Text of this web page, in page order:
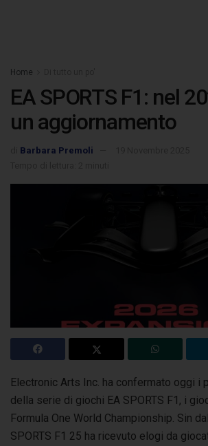
Home
EA SPORTS F1: nel
un aggiornamento
Barbara Premoli
Electronic Arts Inc. ha confermato oggi i
della serie di giochi EA SPORTS F1, i
Formula One World Championship. Sin
SPORTS F1 25 ha ricevuto elogi da